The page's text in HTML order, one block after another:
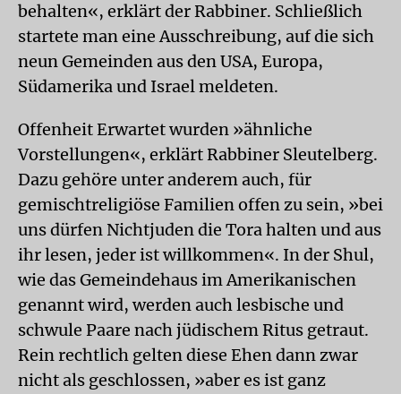
behalten«, erklärt der Rabbiner. Schließlich
startete man eine Ausschreibung, auf die sich
neun Gemeinden aus den USA, Europa,
Südamerika und Israel meldeten.
Offenheit Erwartet wurden »ähnliche
Vorstellungen«, erklärt Rabbiner Sleutelberg.
Dazu gehöre unter anderem auch, für
gemischtreligiöse Familien offen zu sein, »bei
uns dürfen Nichtjuden die Tora halten und aus
ihr lesen, jeder ist willkommen«. In der Shul,
wie das Gemeindehaus im Amerikanischen
genannt wird, werden auch lesbische und
schwule Paare nach jüdischem Ritus getraut.
Rein rechtlich gelten diese Ehen dann zwar
nicht als geschlossen, »aber es ist ganz